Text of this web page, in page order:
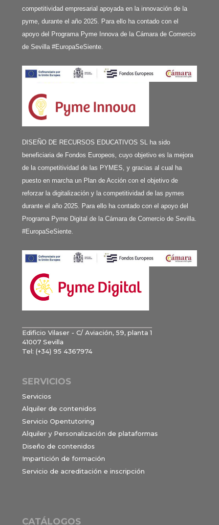
competitividad empresarial apoyada en la innovación de la
pyme, durante el año 2025. Para ello ha contado con el
apoyo del Programa Pyme Innova de la Cámara de Comercio
de Sevilla #EuropaSeSiente.
DISEÑO DE RECURSOS EDUCATIVOS SL ha sido
beneficiaria de Fondos Europeos, cuyo objetivo es la mejora
de la competitividad de las PYMES, y gracias al cual ha
puesto en marcha un Plan de Acción con el objetivo de
reforzar la digitalización y la competitividad de las pymes
durante el año 2025. Para ello ha contado con el apoyo del
Programa Pyme Digital de la Cámara de Comercio de Sevilla.
#EuropaSeSiente.
Edificio Vilaser - C/ Aviación, 59, planta 1
41007 Sevilla
Tel: (+34) 95 4367974
SERVICIOS
Servicios
Alquiler de contenidos
Servicio Opentutoring
Alquiler y Personalización de plataformas
Diseño de contenidos
Impartición de formación
Servicio de acreditación e inscripción
CATÁLOGOS